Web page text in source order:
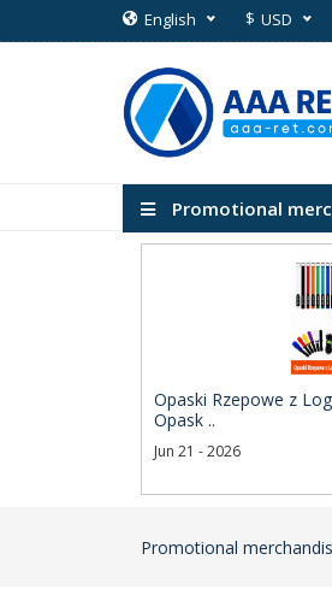
English $ USD
Promotional
Opaski Rzepowe z
Opask ..
Jun 21 - 2026
Promotional